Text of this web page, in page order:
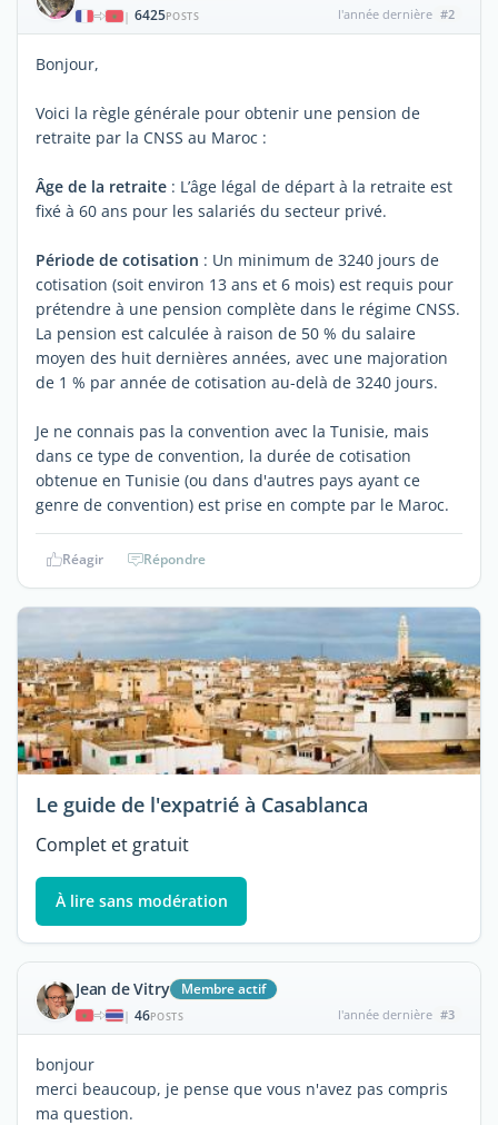
| 6425POSTS l'année dernière #2
Bonjour,
Voici la règle générale pour obtenir une pension de
retraite par la CNSS au Maroc :
Âge de la retraite : L’âge légal de départ à la retraite est
fixé à 60 ans pour les salariés du secteur privé.
Période de cotisation : Un minimum de 3240 jours de
cotisation (soit environ 13 ans et 6 mois) est requis pour
prétendre à une pension complète dans le régime CNSS.
La pension est calculée à raison de 50 % du salaire
moyen des huit dernières années, avec une majoration
de 1 % par année de cotisation au-delà de 3240 jours.
Je ne connais pas la convention avec la Tunisie, mais
dans ce type de convention, la durée de cotisation
obtenue en Tunisie (ou dans d'autres pays ayant ce
genre de convention) est prise en compte par le Maroc.
Réagir Répondre
Le guide de l'expatrié à Casablanca
Complet et gratuit
À lire sans modération
Jean de Vitry Membre actif
| 46POSTS l'année dernière #3
bonjour
merci beaucoup, je pense que vous n'avez pas compris
ma question.